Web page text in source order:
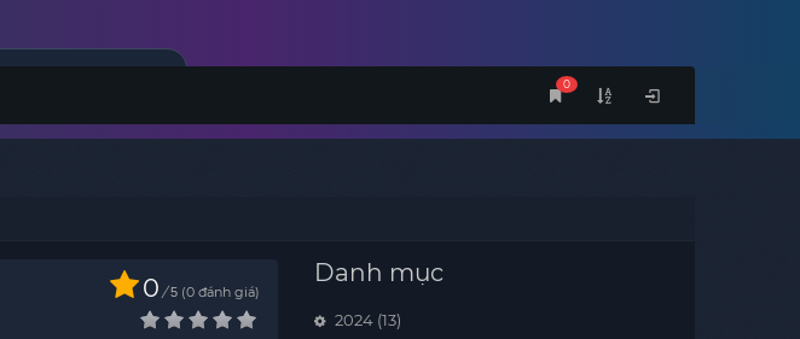
0
0 / 5 0 đánh giá
Danh mục
2024 (13)